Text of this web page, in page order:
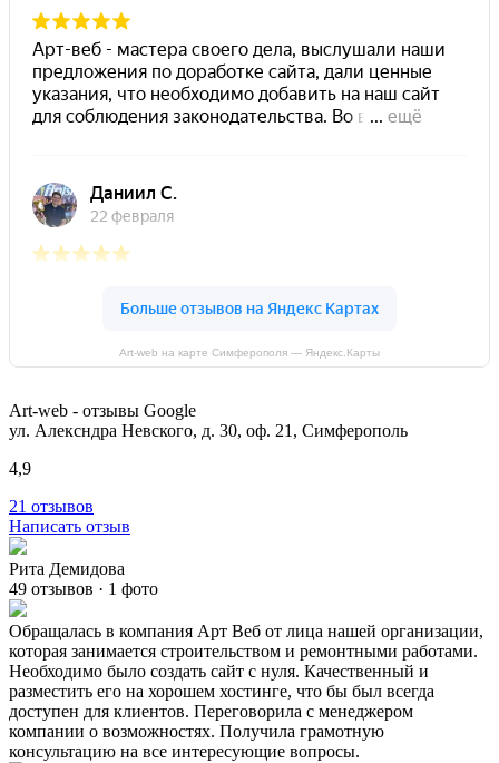
Art-web на карте Симферополя — Яндекс.Карты
Art-web - отзывы Google
ул. Алексндра Невского, д. 30, оф. 21, Симферополь
4,9
21 отзывов
Написать отзыв
Рита Демидова
49 отзывов · 1 фото
Обращалась в компания Арт Веб от лица нашей организации,
которая занимается строительством и ремонтными работами.
Необходимо было создать сайт с нуля. Качественный и
разместить его на хорошем хостинге, что бы был всегда
доступен для клиентов. Переговорила с менеджером
компании о возможностях. Получила грамотную
консультацию на все интересующие вопросы.